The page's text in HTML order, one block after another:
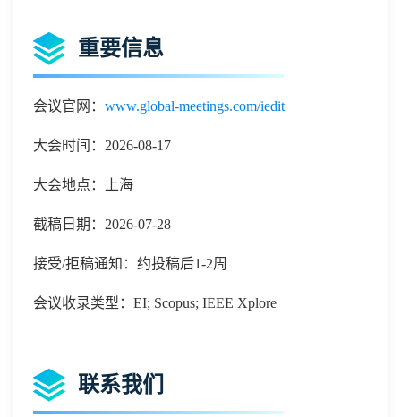
重要信息
会议官网： www.global-meetings.com/iedit
大会时间：2026-08-17
大会地点：上海
截稿日期：2026-07-28
接受/拒稿通知：约投稿后1-2周
会议收录类型：EI; Scopus; IEEE Xplore
联系我们